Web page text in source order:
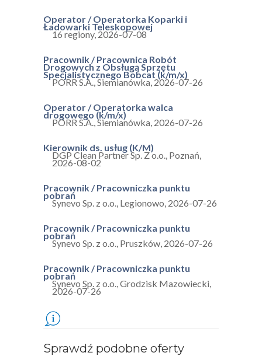
Operator / Operatorka Koparki i
Ładowarki Teleskopowej
16 regiony, 2026-07-08
Pracownik / Pracownica Robót
Drogowych z Obsługą Sprzętu
Specjalistycznego Bobcat (k/m/x)
PORR S.A.,Siemianówka,2026-07-26
Operator / Operatorka walca
drogowego (k/m/x)
PORR S.A.,Siemianówka, 2026-07-26
Kierownik ds. usług (K/M)
DGP Clean Partner Sp. Z o.o., Poznań,
2026-08-02
Pracownik / Pracowniczka punktu
pobrań
Synevo Sp. z o.o., Legionowo, 2026-07-26
Pracownik / Pracowniczka punktu
pobrań
Synevo Sp. z o.o., Pruszków, 2026-07-26
Pracownik / Pracowniczka punktu
pobrań
Synevo Sp. z o.o.,Grodzisk Mazowiecki,
2026-07-26
Sprawdź podobne oferty